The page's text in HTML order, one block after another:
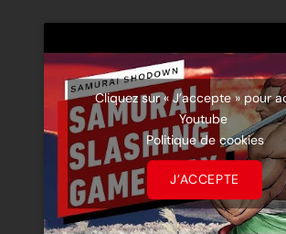
Cliquez sur « J’accepte » pour
Youtube
Politique de cookies
J’ACCEPTE